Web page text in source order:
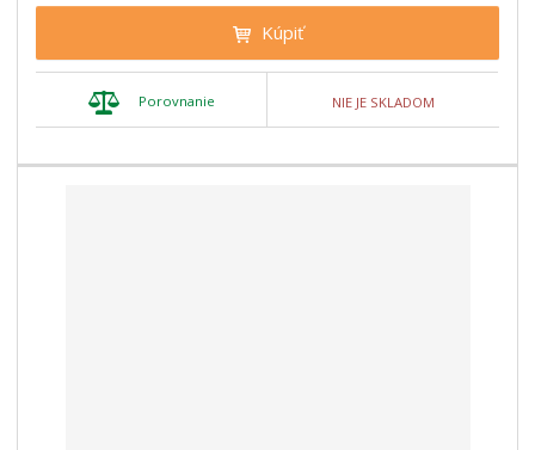
Kúpiť
Porovnanie NIE JE SKLADOM